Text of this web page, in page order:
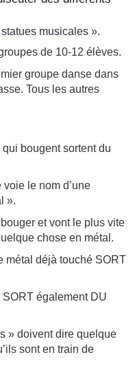
musicales ».
de 10-12 élèves.
groupe danse dans
Tous les autres
bougent sortent du
voie le nom d’une
».
et vont le plus vite
chose en métal.
métal déjà touché SORT
SORT également DU
» doivent dire quelque
sont en train de